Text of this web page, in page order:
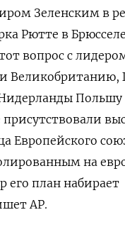
Зеленским в
Рютте в
вопрос с
Великобританию,
присутствовали
Европейского
на
его план набирает
AP.